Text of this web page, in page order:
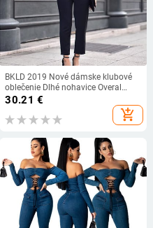
BKLD 2019 Nové dámske klubové
oblečenie Dlhé nohavice Overal
Letný overal Bodycon Párty Overal
Sexy bez rukávov Čierny dutý overal
30.21 €
add_shopping_cart